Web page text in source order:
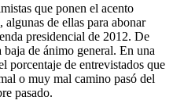
que ponen el acento
algunas de ellas para abonar
presidencial de 2012. De
de ánimo general. En una
porcentaje de entrevistados que
o muy mal camino pasó del
pasado.